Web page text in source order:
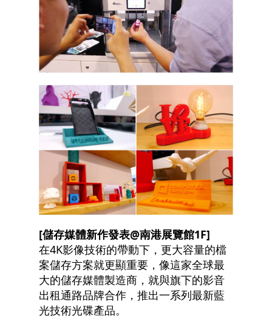
[儲存媒體新作發表@南港展覽館1F]
在4K影像技術的帶動下，更大容量的檔
案儲存方案就更顯重要，像這家全球最
大的儲存媒體製造商，就與旗下的影音
出租通路品牌合作，推出一系列最新藍
光技術光碟產品。